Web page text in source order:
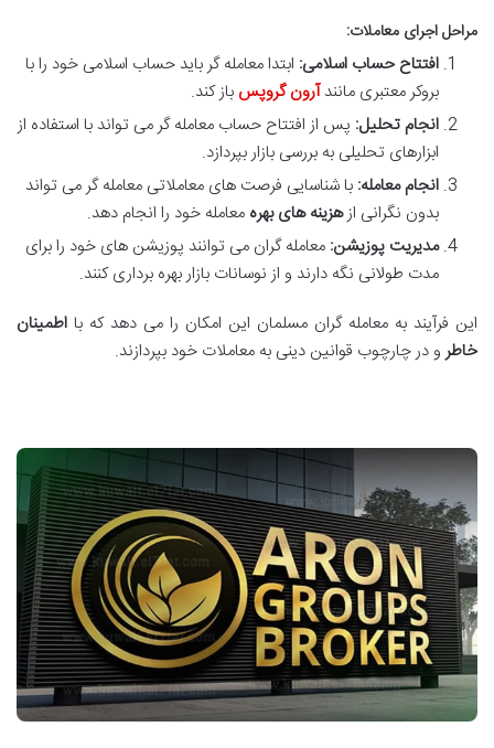
مراحل اجرای معاملات:
افتتاح حساب اسلامی: ابتدا معامله گر باید حساب اسلامی خود را با
بروکر معتبری مانندآرون گروپس باز کند.
انجام تحلیل: پس از افتتاح حساب معامله گر می تواند با استفاده از
ابزارهای تحلیلی به بررسی بازار بپردازد.
انجام معامله: با شناسایی فرصت های معاملاتی معامله گر می تواند
بدون نگرانی ازهزینه های بهره معامله خود را انجام دهد.
مدیریت پوزیشن: معامله گران می توانند پوزیشن های خود را برای
مدت طولانی نگه دارند و از نوسانات بازار بهره برداری کنند.
این فرآیند به معامله گران مسلمان این امکان را می دهد که با اطمینان
خاطر و در چارچوب قوانین دینی به معاملات خود بپردازند.